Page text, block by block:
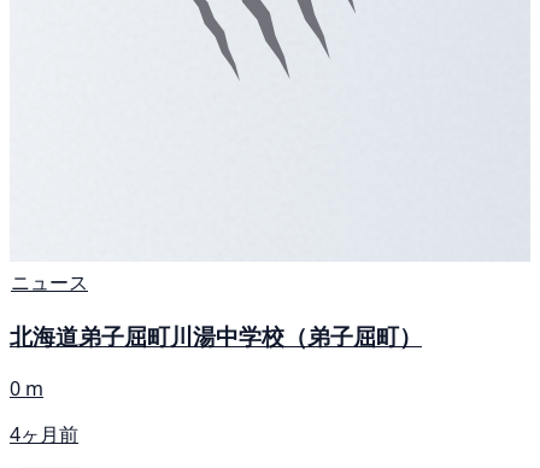
ニュース
北海道弟子屈町川湯中学校（弟子屈町）
0 m
4ヶ月前